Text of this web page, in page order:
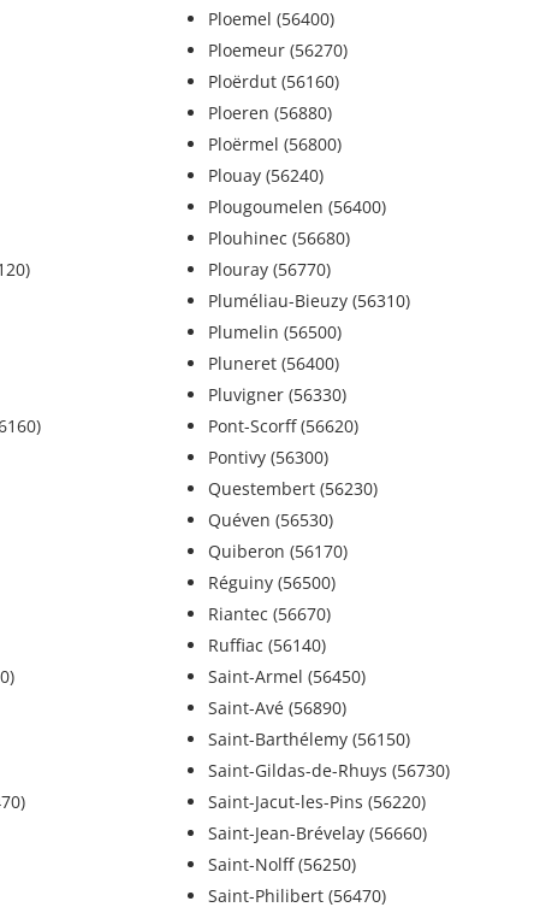
Ploemel (56400)
Ploemeur (56270)
Ploërdut (56160)
Ploeren (56880)
Ploërmel (56800)
Plouay (56240)
Plougoumelen (56400)
Plouhinec (56680)
Plouray (56770)
Pluméliau-Bieuzy (56310)
Plumelin (56500)
Pluneret (56400)
Pluvigner (56330)
Pont-Scorff (56620)
Pontivy (56300)
Questembert (56230)
Quéven (56530)
Quiberon (56170)
Réguiny (56500)
Riantec (56670)
Ruffiac (56140)
Saint-Armel (56450)
Saint-Avé (56890)
Saint-Barthélemy (56150)
Saint-Gildas-de-Rhuys (56730)
Saint-Jacut-les-Pins (56220)
Saint-Jean-Brévelay (56660)
Saint-Nolff (56250)
Saint-Philibert (56470)